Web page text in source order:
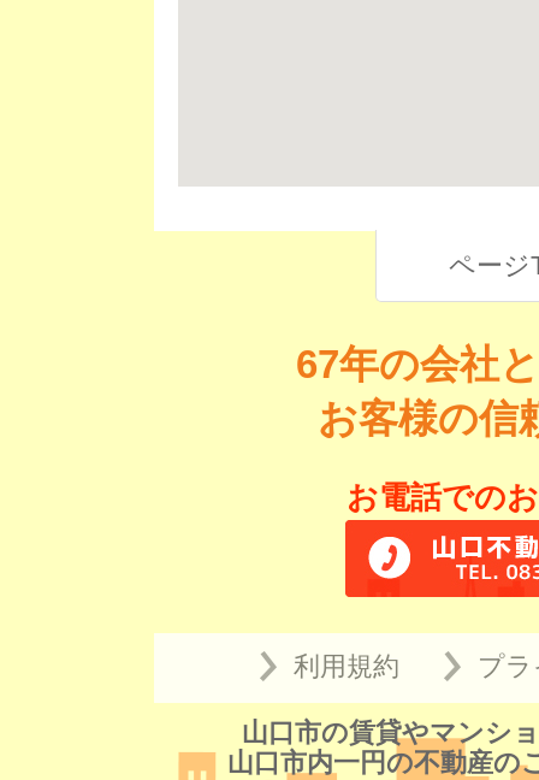
ページ
67年の会社
お客様の信
お電話での
利用規約 プ
山口市の賃貸やマンシ
山口市内一円の不動産の